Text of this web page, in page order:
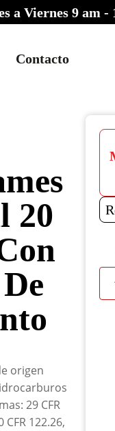
a Viernes 9 am
Contacto
20
origen
29 CFR
CFR 122.26,